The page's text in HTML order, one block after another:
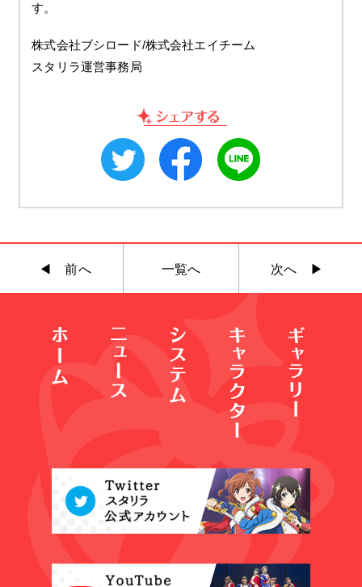
す。
株式会社ブシロード/株式会社エイチーム
スタリラ運営事務局
◀︎ 前へ 一覧へ 次へ ▶︎